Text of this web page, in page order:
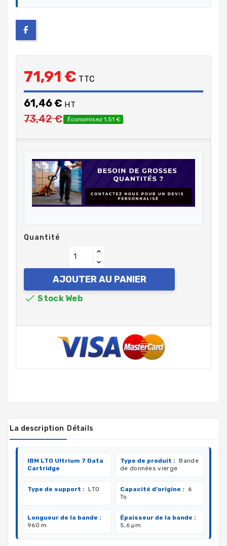
71,91 € TTC
61,46 € HT
73,42 € Économisez 1,51 €
Quantité
AJOUTER AU PANIER
 Stock Web
La description Détails
IBM LTO Ultrium 7 Data
Cartridge
Type de produit : Bande
de données vierge
Type de support : LTO Capacité d'origine : 6
To
Longueur de la bande :
960 m
Épaisseur de la bande :
5,6 µm